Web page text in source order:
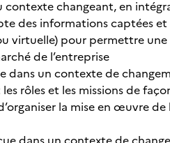
changeant, en
des informations captées et
virtuelle) pour permettre
de l’entreprise
un contexte de
rôles et les missions de
la mise en œuvre